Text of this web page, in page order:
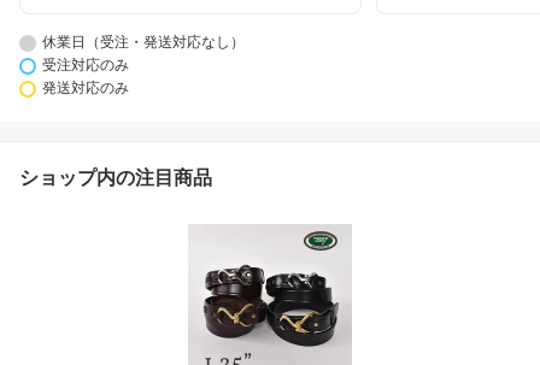
休業日（受注・発送対応なし）
受注対応のみ
発送対応のみ
ショップ内の注目商品